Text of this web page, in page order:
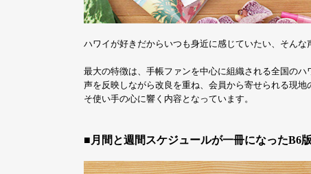
ハワイが好きだからいつも身近に感じていたい、そんな
最大の特徴は、手帳ファンを中心に組織される全国の
声を反映しながら改良を重ね、会員から寄せられる現
そ使い手の心に響く内容となっています。
■月間と週間スケジュールが一冊になったB6